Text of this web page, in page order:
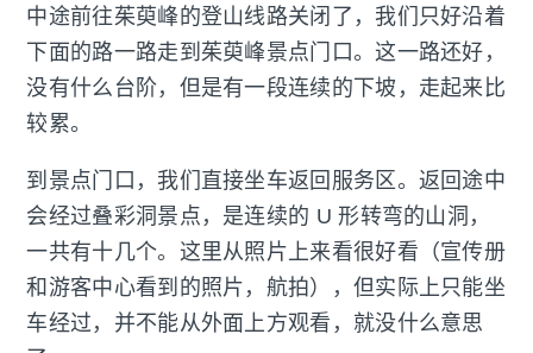
中途前往茱萸峰的登山线路关闭了，我们只好沿着
下面的路一路走到茱萸峰景点门口。这一路还好，
没有什么台阶，但是有一段连续的下坡，走起来比
较累。
到景点门口，我们直接坐车返回服务区。返回途中
会经过叠彩洞景点，是连续的 U 形转弯的山洞，
一共有十几个。这里从照片上来看很好看（宣传册
和游客中心看到的照片，航拍），但实际上只能坐
车经过，并不能从外面上方观看，就没什么意思